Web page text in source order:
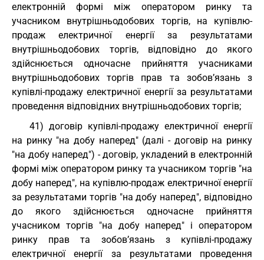
електронній формі між оператором ринку та
учасником внутрішньодобових торгів, на купівлю-
продаж електричної енергії за результатами
внутрішньодобових торгів, відповідно до якого
здійснюється одночасне прийняття учасниками
внутрішньодобових торгів прав та зобов’язань з
купівлі-продажу електричної енергії за результатами
проведення відповідних внутрішньодобових торгів;
41) договір купівлі-продажу електричної енергії
на ринку "на добу наперед" (далі - договір на ринку
"на добу наперед") - договір, укладений в електронній
формі між оператором ринку та учасником торгів "на
добу наперед", на купівлю-продаж електричної енергії
за результатами торгів "на добу наперед", відповідно
до якого здійснюється одночасне прийняття
учасником торгів "на добу наперед" і оператором
ринку прав та зобов’язань з купівлі-продажу
електричної енергії за результатами проведення